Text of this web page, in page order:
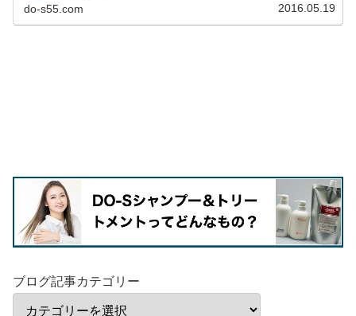
do-s55.com 2016.05.19
ブログ記事カテゴリー